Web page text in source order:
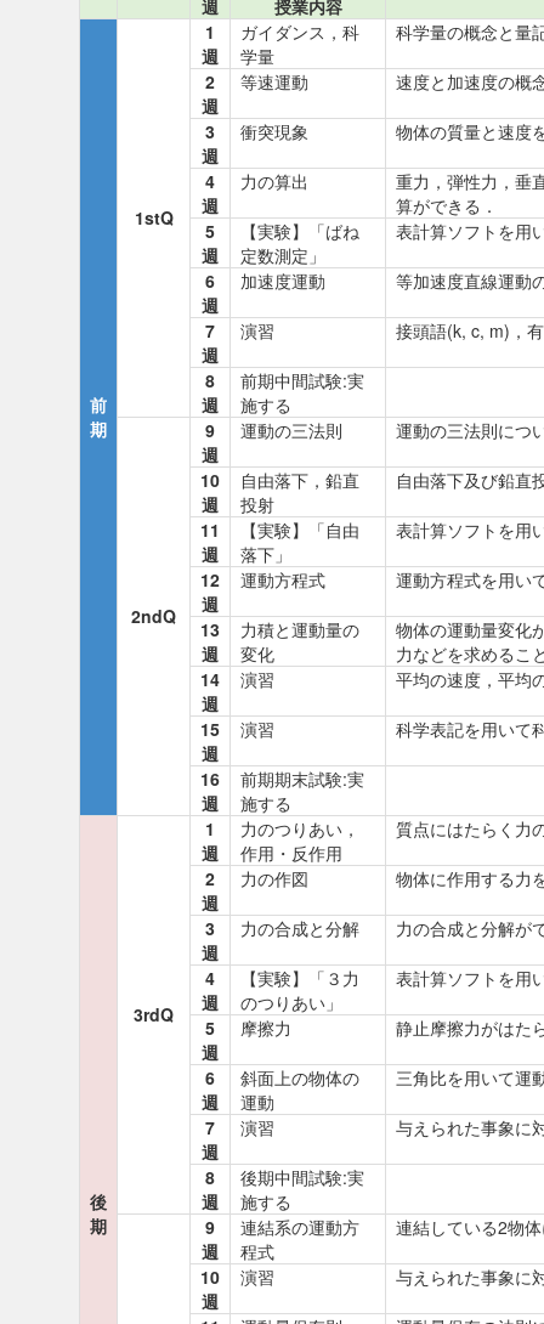
週 授業内容
前
期
1stQ
1
週
ガイダンス，科
学量
科学量の概念と量
2
週
等速運動 速度と加速度の概
3
週
衝突現象 物体の質量と速度
4
週
力の算出
重力，弾性力，垂
算ができる．
5
週
【実験】「ばね
定数測定」
表計算ソフトを用
6
週
加速度運動 等加速度直線運動
7
週
演習 接頭語(k, c, m)，
8
週
前期中間試験:実
施する
2ndQ
9
週
運動の三法則 運動の三法則につ
10
週
自由落下，鉛直
投射
自由落下及び鉛直
11
週
【実験】「自由
落下」
表計算ソフトを用
12
週
運動方程式 運動方程式を用い
13
週
力積と運動量の
変化
物体の運動量変化
力などを求めるこ
14
週
演習 平均の速度，平均
15
週
演習 科学表記を用いて
16
週
前期期末試験:実
施する
後
期
3rdQ
1
週
力のつりあい，
作用・反作用
質点にはたらく力
2
週
力の作図 物体に作用する力
3
週
力の合成と分解 力の合成と分解が
4
週
【実験】「３力
のつりあい」
表計算ソフトを用
5
週
摩擦力 静止摩擦力がはた
6
週
斜面上の物体の
運動
三角比を用いて運
7
週
演習 与えられた事象に
8
週
後期中間試験:実
施する
9
週
連結系の運動方
程式
連結している2物
10
週
演習 与えられた事象に